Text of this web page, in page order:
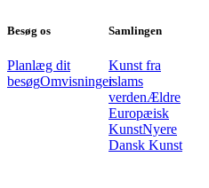
Besøg os
Planlæg dit
besøgOmvisninger
Samlingen
Kunst fra
islams
verdenÆldre
Europæisk
KunstNyere
Dansk Kunst